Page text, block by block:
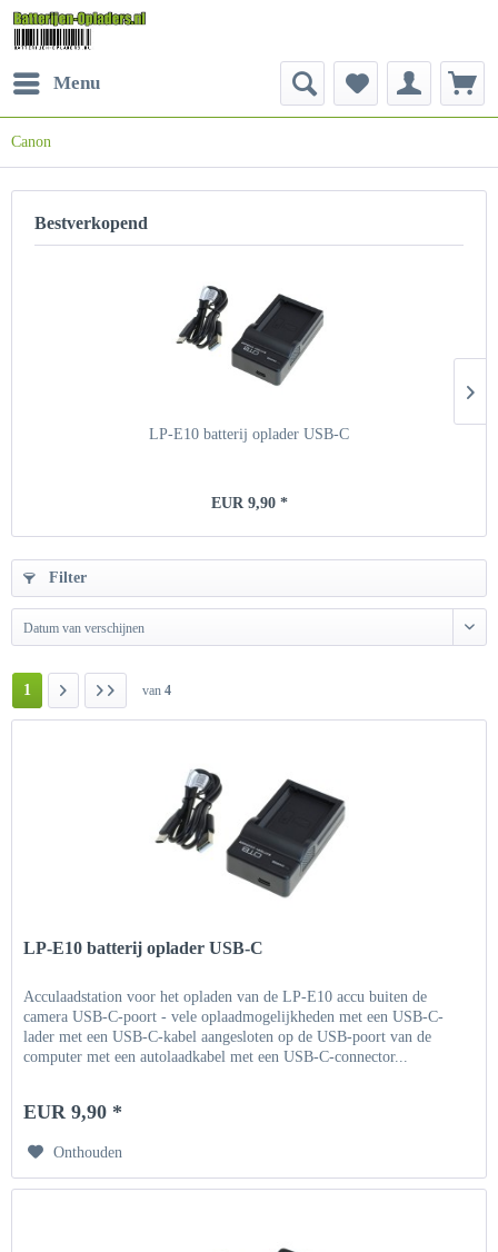
Menu
Canon
Bestverkopend
LP-E10 batterij oplader USB-C
EUR 9,90 *
Filter
Datum van verschijnen
1 van 4
LP-E10 batterij oplader USB-C
Acculaadstation voor het opladen van de LP-E10 accu buiten de
camera USB-C-poort - vele oplaadmogelijkheden met een USB-C-
lader met een USB-C-kabel aangesloten op de USB-poort van de
computer met een autolaadkabel met een USB-C-connector...
EUR 9,90 *
Onthouden